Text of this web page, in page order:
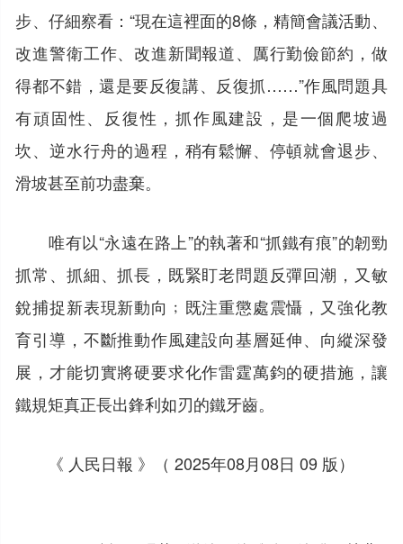
步、仔細察看：“現在這裡面的8條，精簡會議活動、
改進警衛工作、改進新聞報道、厲行勤儉節約，做
得都不錯，還是要反復講、反復抓……”作風問題具
有頑固性、反復性，抓作風建設，是一個爬坡過
坎、逆水行舟的過程，稍有鬆懈、停頓就會退步、
滑坡甚至前功盡棄。
唯有以“永遠在路上”的執著和“抓鐵有痕”的韌勁
抓常、抓細、抓長，既緊盯老問題反彈回潮，又敏
銳捕捉新表現新動向﹔既注重懲處震懾，又強化教
育引導，不斷推動作風建設向基層延伸、向縱深發
展，才能切實將硬要求化作雷霆萬鈞的硬措施，讓
鐵規矩真正長出鋒利如刃的鐵牙齒。
《 人民日報 》（ 2025年08月08日 09 版）